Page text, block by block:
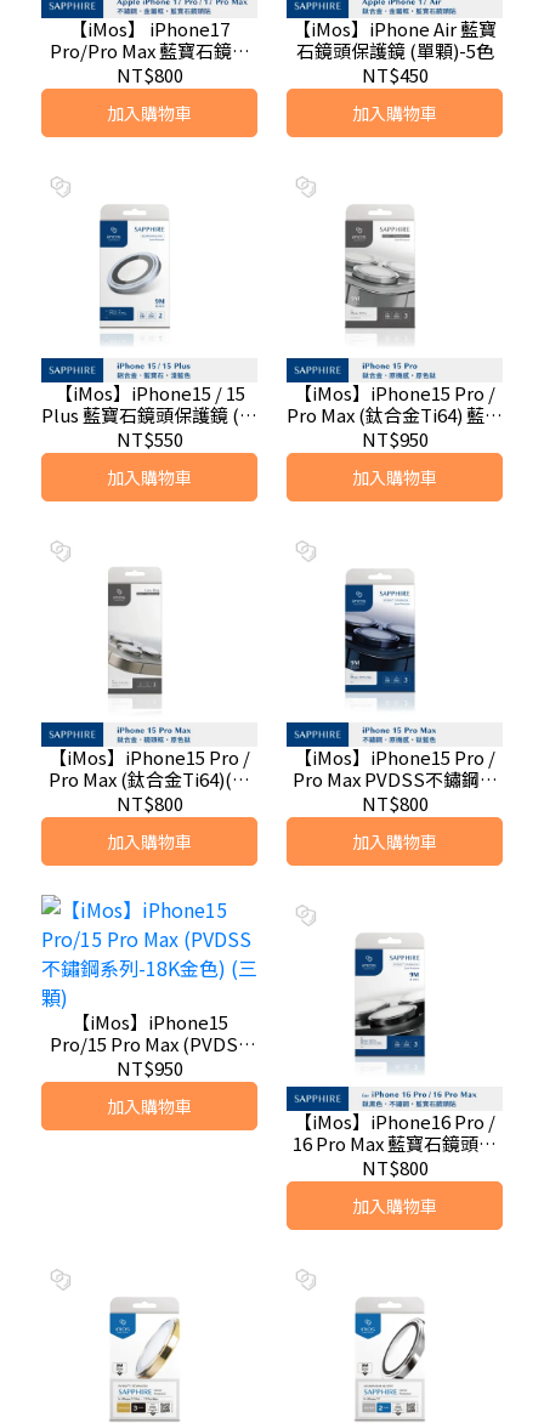
【iMos】 iPhone17
Pro/Pro Max 藍寶石鏡頭
保護鏡 (三顆)-6色
NT$800
加入購物車
【iMos】iPhone Air 藍寶
石鏡頭保護鏡 (單顆)-5色
NT$450
加入購物車
【iMos】iPhone15 / 15
Plus 藍寶石鏡頭保護鏡 (兩
顆)
NT$550
加入購物車
【iMos】iPhone15 Pro /
Pro Max (鈦合金Ti64) 藍寶
石鏡頭保護鏡 (三顆)-原色
鈦
NT$950
加入購物車
【iMos】iPhone15 Pro /
Pro Max (鈦合金Ti64)(單
鏡頭框無鏡片) 藍寶石鏡頭
保護鏡 (三顆)-原鈦色
NT$800
加入購物車
【iMos】iPhone15 Pro /
Pro Max PVDSS不鏽鋼系
列 藍寶石鏡頭保護鏡
NT$800
加入購物車
【iMos】iPhone15
Pro/15 Pro Max (PVDSS
不鏽鋼系列-18K金色) (三
顆)
NT$950
加入購物車
【iMos】iPhone16 Pro /
16 Pro Max 藍寶石鏡頭保
護鏡 (三顆)-6色
NT$800
加入購物車